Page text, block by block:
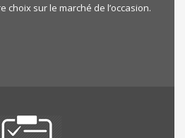
choix sur le marché de l’occasion.